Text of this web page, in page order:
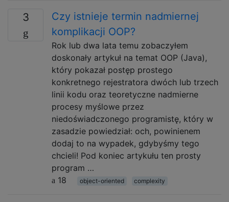
3
Czy istnieje termin nadmiernej
komplikacji OOP?
Rok lub dwa lata temu zobaczyłem
doskonały artykuł na temat OOP (Java),
który pokazał postęp prostego
konkretnego rejestratora dwóch lub trzech
linii kodu oraz teoretyczne nadmierne
procesy myślowe przez
niedoświadczonego programistę, który w
zasadzie powiedział: och, powinienem
dodaj to na wypadek, gdybyśmy tego
chcieli! Pod koniec artykułu ten prosty
program …
18
object-oriented complexity